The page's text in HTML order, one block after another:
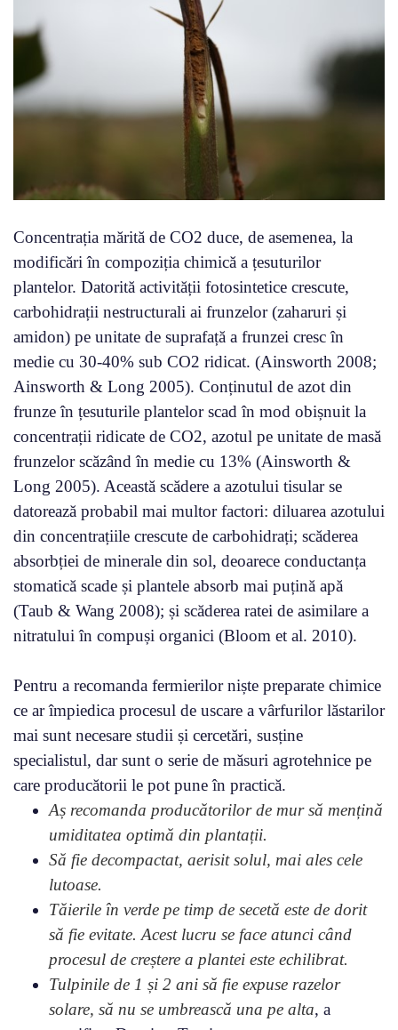
Concentrația mărită de CO2 duce, de asemenea, la
modificări în compoziția chimică a țesuturilor
plantelor. Datorită activității fotosintetice crescute,
carbohidrații nestructurali ai frunzelor (zaharuri și
amidon) pe unitate de suprafață a frunzei cresc în
medie cu 30-40% sub CO2 ridicat. (Ainsworth 2008;
Ainsworth & Long 2005). Conținutul de azot din
frunze în țesuturile plantelor scad în mod obișnuit la
concentrații ridicate de CO2, azotul pe unitate de masă
frunzelor scăzând în medie cu 13% (Ainsworth &
Long 2005). Această scădere a azotului tisular se
datorează probabil mai multor factori: diluarea azotului
din concentrațiile crescute de carbohidrați; scăderea
absorbției de minerale din sol, deoarece conductanța
stomatică scade și plantele absorb mai puțină apă
(Taub & Wang 2008); și scăderea ratei de asimilare a
nitratului în compuși organici (Bloom et al. 2010).
Pentru a recomanda fermierilor niște preparate chimice
ce ar împiedica procesul de uscare a vârfurilor lăstarilor
mai sunt necesare studii și cercetări, susține
specialistul, dar sunt o serie de măsuri agrotehnice pe
care producătorii le pot pune în practică.
Aș recomanda producătorilor de mur să mențină
umiditatea optimă din plantații.
Să fie decompactat, aerisit solul, mai ales cele
lutoase.
Tăierile în verde pe timp de secetă este de dorit
să fie evitate. Acest lucru se face atunci când
procesul de creștere a plantei este echilibrat.
Tulpinile de 1 și 2 ani să fie expuse razelor
solare, să nu se umbrească una pe alta, a